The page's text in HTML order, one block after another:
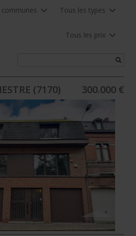
Tous les types
Tous les prix
(7170) 300.000 €